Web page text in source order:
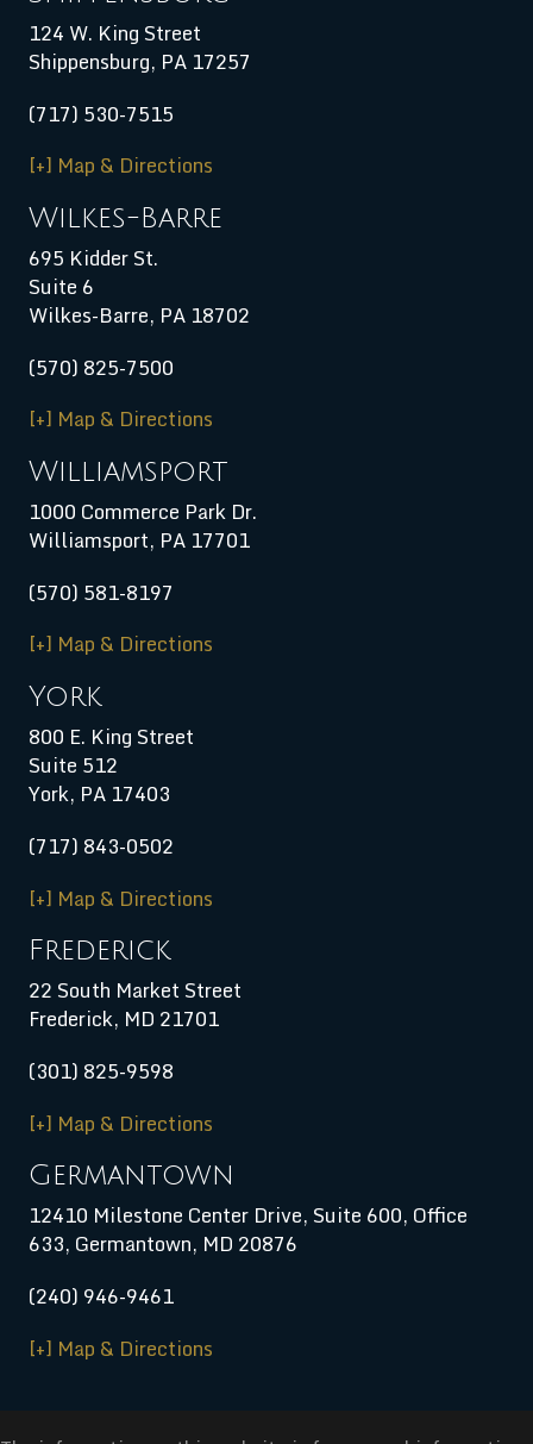
124 W. King Street
Shippensburg, PA 17257
(717) 530-7515
[+] Map & Directions
Wilkes-Barre
695 Kidder St.
Suite 6
Wilkes-Barre, PA 18702
(570) 825-7500
[+] Map & Directions
Williamsport
1000 Commerce Park Dr.
Williamsport, PA 17701
(570) 581-8197
[+] Map & Directions
York
800 E. King Street
Suite 512
York, PA 17403
(717) 843-0502
[+] Map & Directions
Frederick
22 South Market Street
Frederick, MD 21701
(301) 825-9598
[+] Map & Directions
Germantown
12410 Milestone Center Drive, Suite 600, Office
633, Germantown, MD 20876
(240) 946-9461
[+] Map & Directions